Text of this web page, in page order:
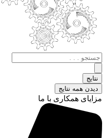
جستجو
.
.
.
نتایج
دیدن همه نتایج
مزایای همکاری با ما